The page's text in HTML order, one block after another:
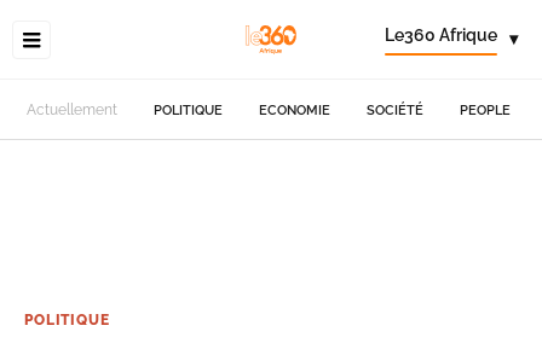
Le360 Afrique ▾
Actuellement POLITIQUE ECONOMIE SOCIÉTÉ PEOPLE
POLITIQUE